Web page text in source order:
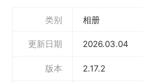
【故事拼图】一键拼图，海量
【个性杂志】能印刷的电子杂
类别 相册
更新日期 2026.03.04
版本 2.17.2